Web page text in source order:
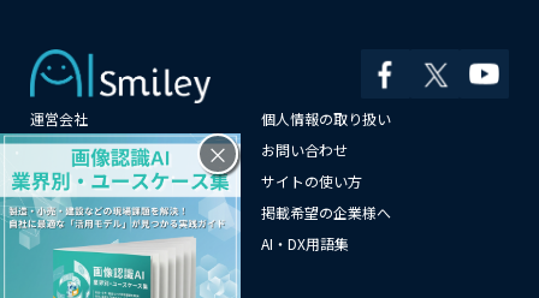
運営会社
個人情報の取り扱い
よくある質問
お問い合わせ
メールマガジン登録
サイトの使い方
情報提供はこちらから
掲載希望の企業様へ
AI企業一覧
AI・DX用語集
サイトマップ
×